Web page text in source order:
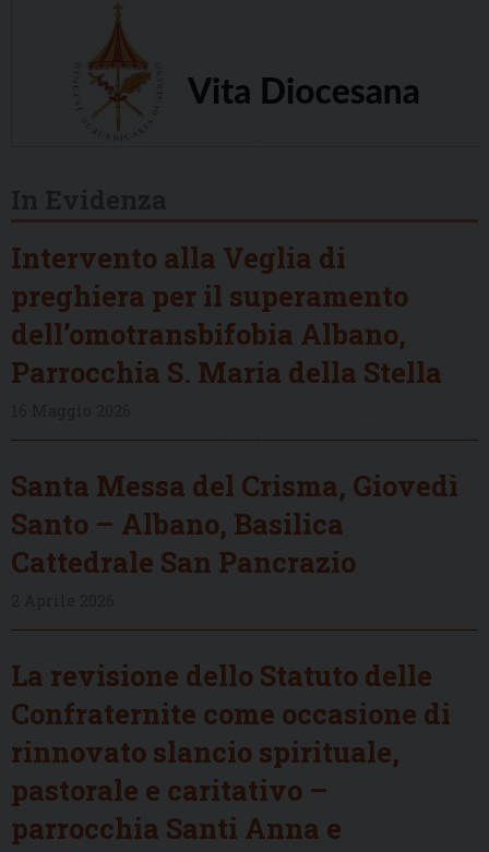
Intervento alla Veglia di
preghiera per il superamento
dell’omotransbifobia Albano,
Parrocchia S. Maria della Stella
Santa Messa del Crisma, Giovedì
Santo – Albano, Basilica
Cattedrale San Pancrazio
La revisione dello Statuto delle
Confraternite come occasione di
rinnovato slancio spirituale,
pastorale e caritativo –
parrocchia Santi Anna e